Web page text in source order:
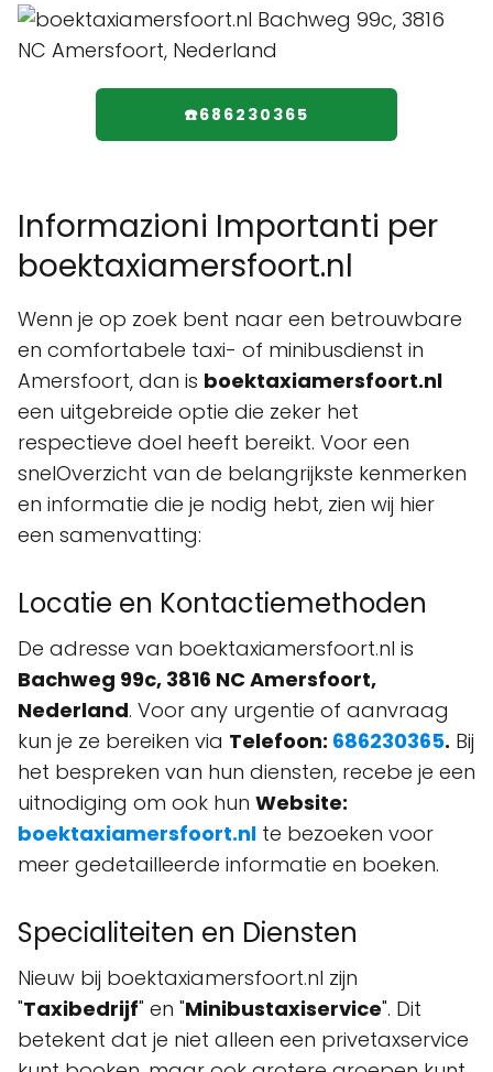
☎️686230365
Informazioni Importanti per
boektaxiamersfoort.nl
Wenn je op zoek bent naar een betrouwbare
en comfortabele taxi- of minibusdienst in
Amersfoort, dan is boektaxiamersfoort.nl
een uitgebreide optie die zeker het
respectieve doel heeft bereikt. Voor een
snelOverzicht van de belangrijkste kenmerken
en informatie die je nodig hebt, zien wij hier
een samenvatting:
Locatie en Kontactiemethoden
De adresse van boektaxiamersfoort.nl is
Bachweg 99c, 3816 NC Amersfoort,
Nederland. Voor any urgentie of aanvraag
kun je ze bereiken via Telefoon: 686230365. Bij
het bespreken van hun diensten, recebe je een
uitnodiging om ook hun Website:
boektaxiamersfoort.nl te bezoeken voor
meer gedetailleerde informatie en boeken.
Specialiteiten en Diensten
Nieuw bij boektaxiamersfoort.nl zijn
"Taxibedrijf" en "Minibustaxiservice". Dit
betekent dat je niet alleen een privetaxservice